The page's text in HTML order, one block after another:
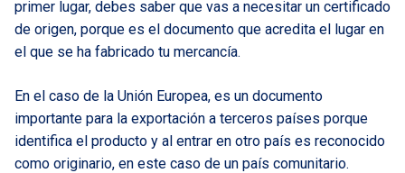
primer lugar, debes saber que vas a necesitar un certificado
de origen, porque es el documento que acredita el lugar en
el que se ha fabricado tu mercancía.
En el caso de la Unión Europea, es un documento
importante para la exportación a terceros países porque
identifica el producto y al entrar en otro país es reconocido
como originario, en este caso de un país comunitario.